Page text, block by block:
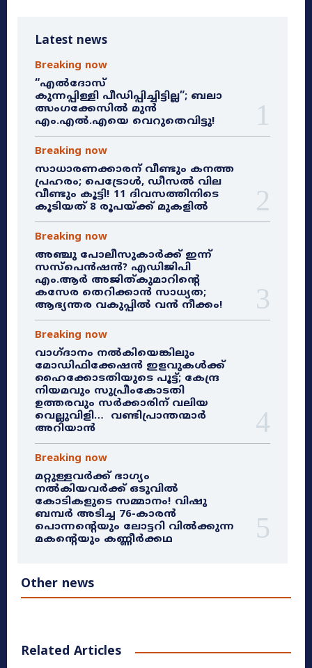
Latest news
Breaking now
“എൽദോസ്
കുന്നപ്പിള്ളി പീഡിപ്പിച്ചിട്ടില്ല”; ബലാ
ത്സംഗക്കേസിൽ മുൻ
എം.എൽ.എയെ വെറുതെവിട്ടു!
Breaking now
സാധാരണക്കാരന് വീണ്ടും കനത്ത
പ്രഹരം; പെട്രോൾ, ഡീസൽ വില
വീണ്ടും കൂട്ടി! 11 ദിവസത്തിനിടെ
കൂടിയത് 8 രൂപയ്ക്ക് മുകളിൽ
Breaking now
അഞ്ചു പോലീസുകാർക്ക് ഇന്ന്
സസ്‌പെൻഷൻ? എഡിജിപി
എം.ആർ അജിത്കുമാറിൻ്റെ
കസേര തെറിക്കാൻ സാധ്യത;
ആഭ്യന്തര വകുപ്പിൽ വൻ നീക്കം!
Breaking now
വാഗ്ദാനം നൽകിയെങ്കിലും
മോഡിഫിക്കേഷൻ ഇളവുകൾക്ക്
ഹൈക്കോടതിയുടെ പൂട്ട്; കേന്ദ്ര
നിയമവും സുപ്രീംകോടതി
ഉത്തരവും സർക്കാരിന് വലിയ
വെല്ലുവിളി… വണ്ടിപ്രാന്തന്മാർ
അറിയാൻ
Breaking now
മറ്റുള്ളവർക്ക് ഭാഗ്യം
നൽകിയവർക്ക് ഒടുവിൽ
കോടികളുടെ സമ്മാനം! വിഷു
ബമ്പർ അടിച്ച 76-കാരൻ
പൊന്നന്റെയും ലോട്ടറി വിൽക്കുന്ന
മകന്റെയും കണ്ണീർക്കഥ
Other news
Related Articles